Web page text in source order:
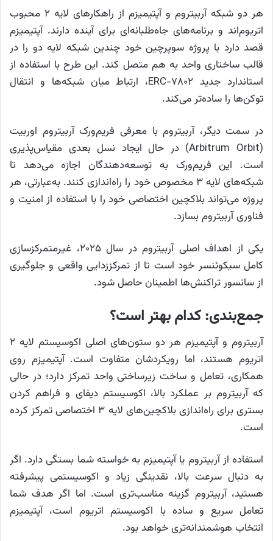
هر دو شبکه آربیتروم و آپتیمیزم از راهکارهای لایه ۲ محبوب
اتریوم‌اند و برنامه‌های جاه‌طلبانه‌ای برای آینده دارند. آپتیمیزم
قصد دارد با پروژه سوپرچین خود چندین شبکه لایه دو را در
قالب ساختاری واحد به هم متصل کند. این طرح با استفاده از
استاندارد جدید ERC-7802، ارتباط میان شبکه‌ها و انتقال
توکن‌ها را ساده‌تر می‌کند.
در سمت دیگر، آربیتروم با معرفی فریم‌ورک آربیتروم اوربیت
(Arbitrum Orbit) در حال ایجاد نسل بعدی مقیاس‌پذیری
است. این فریم‌ورک به توسعه‌دهندگان اجازه می‌دهد تا
شبکه‌های لایه ۳ مخصوص خود را راه‌اندازی کنند. به‌عبارتی، هر
پروژه می‌تواند بلاکچین اختصاصی خود را با استفاده از امنیت و
فناوری آربیتروم بسازد.
یکی از اهداف اصلی آربیتروم در سال ۲۰۲۵، غیرمتمرکزسازی
کامل سیکوئنسر خود است تا از تمرکززدایی واقعی و جلوگیری
از سانسور تراکنش‌ها اطمینان حاصل شود.
جمع‌بندی: کدام بهتر است؟
آربیتروم و آپتیمیزم هر دو ستون‌های اصلی اکوسیستم لایه ۲
اتریوم هستند، اما رویکردشان متفاوت است. آپتیمیزم روی
همکاری، تعامل و ساخت زیرساختی واحد تمرکز دارد؛ در حالی
که آربیتروم بر عملکرد بالا، اکوسیستم دیفای و فراهم کردن
بستری برای راه‌اندازی بلاکچین‌های لایه ۳ اختصاصی تمرکز کرده
است.
استفاده از آربیتروم یا آپتیمیزم به خواسته شما بستگی دارد. اگر
به دنبال سرعت بالا، نقدینگی زیاد و اکوسیستمی پیشرفته
هستید، آربیتروم گزینه مناسب‌تری است. اما اگر هدف شما
تعامل سریع و ساده با اکوسیستم اتریوم است، آپتیمیزم
انتخاب هوشمندانه‌تری خواهد بود.